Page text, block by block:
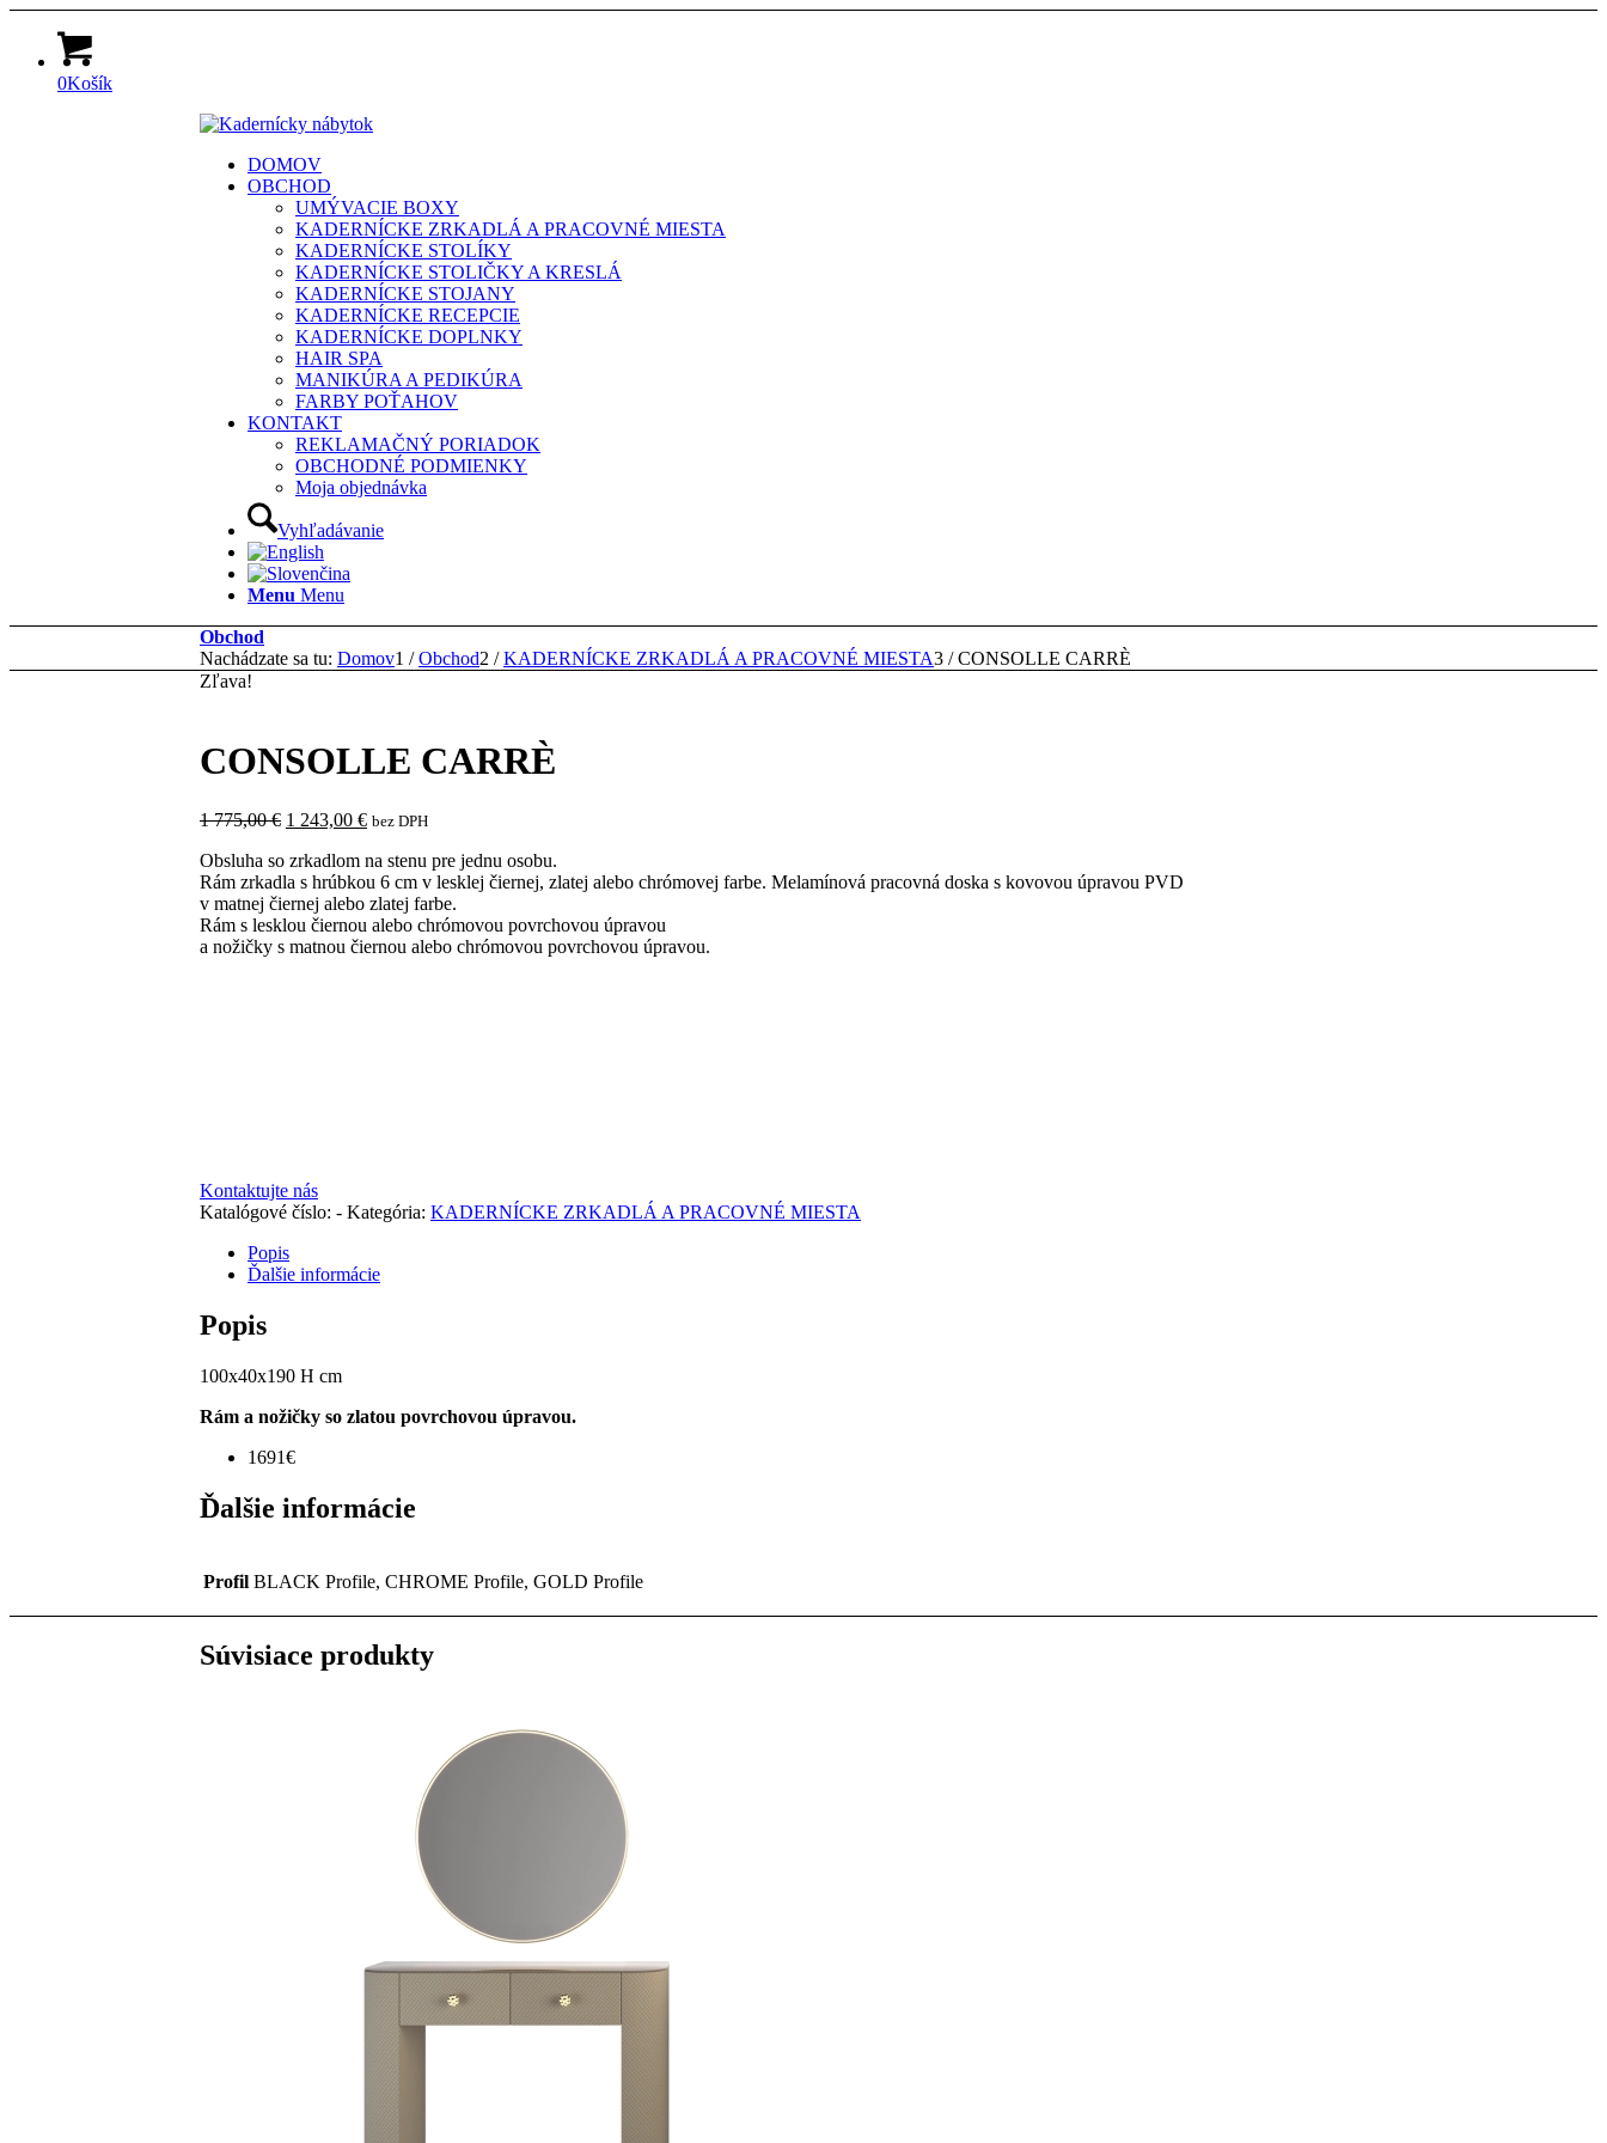
0Košík
DOMOV
OBCHOD
UMÝVACIE BOXY
KADERNÍCKE ZRKADLÁ A PRACOVNÉ MIESTA
KADERNÍCKE STOLÍKY
KADERNÍCKE STOLIČKY A KRESLÁ
KADERNÍCKE STOJANY
KADERNÍCKE RECEPCIE
KADERNÍCKE DOPLNKY
HAIR SPA
MANIKÚRA A PEDIKÚRA
FARBY POŤAHOV
KONTAKT
REKLAMAČNÝ PORIADOK
OBCHODNÉ PODMIENKY
Moja objednávka
Vyhľadávanie
Menu Menu
Obchod
Nachádzate sa tu: Domov1 / Obchod2 / KADERNÍCKE ZRKADLÁ A PRACOVNÉ MIESTA3 / CONSOLLE CARRÈ
Zľava!
CONSOLLE CARRÈ
1 775,00€ Pôvodná
bola:
1
775,00 €.
1 243,00 €Aktuálna
je:
1
243,00 €.
bez DPH
Obsluha so zrkadlom na stenu pre jednu osobu.
Rám zrkadla s hrúbkou 6 cm v lesklej čiernej, zlatej alebo chrómovej farbe. Melamínová pracovná doska s kovovou úpravou PVD
v matnej čiernej alebo zlatej farbe.
Rám s lesklou čiernou alebo chrómovou povrchovou úpravou
a nožičky s matnou čiernou alebo chrómovou povrchovou úpravou.
Kontaktujte nás
Katalógové číslo: - Kategória: KADERNÍCKE ZRKADLÁ A PRACOVNÉ MIESTA
Popis
Ďalšie informácie
Popis
100x40x190 H cm
Rám a nožičky so zlatou povrchovou úpravou.
1691€
Ďalšie informácie
Profil BLACK Profile, CHROME Profile, GOLD Profile
Súvisiace produkty